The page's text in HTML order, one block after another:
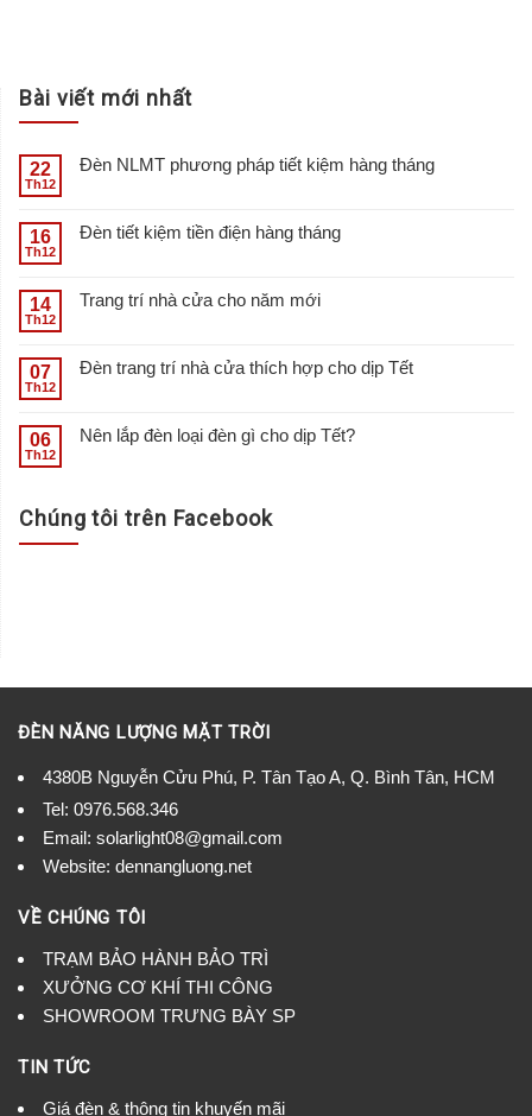
Bài viết mới nhất
22
Th12
Đèn NLMT phương pháp tiết kiệm hàng tháng
16
Th12
Đèn tiết kiệm tiền điện hàng tháng
14
Th12
Trang trí nhà cửa cho năm mới
07
Th12
Đèn trang trí nhà cửa thích hợp cho dịp Tết
06
Th12
Nên lắp đèn loại đèn gì cho dịp Tết?
Chúng tôi trên Facebook
ĐÈN NĂNG LƯỢNG MẶT TRỜI
4380B Nguyễn Cửu Phú, P. Tân Tạo A, Q. Bình Tân, HCM
Tel: 0976.568.346
Email: solarlight08@gmail.com
Website: dennangluong.net
VỀ CHÚNG TÔI
TRẠM BẢO HÀNH BẢO TRÌ
XƯỞNG CƠ KHÍ THI CÔNG
SHOWROOM TRƯNG BÀY SP
TIN TỨC
Giá đèn & thông tin khuyến mãi